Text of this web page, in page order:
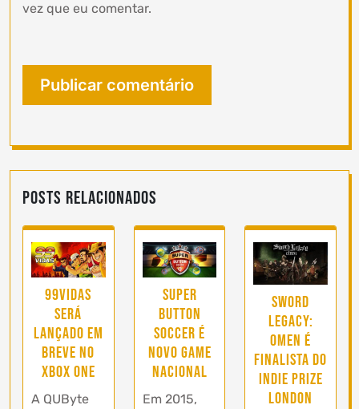
vez que eu comentar.
Posts Relacionados
99Vidas
será
lançado em
breve no
Xbox One
A QUByte
Super
Button
Soccer é
novo game
nacional
Em 2015,
Sword
Legacy:
Omen é
finalista do
Indie Prize
London